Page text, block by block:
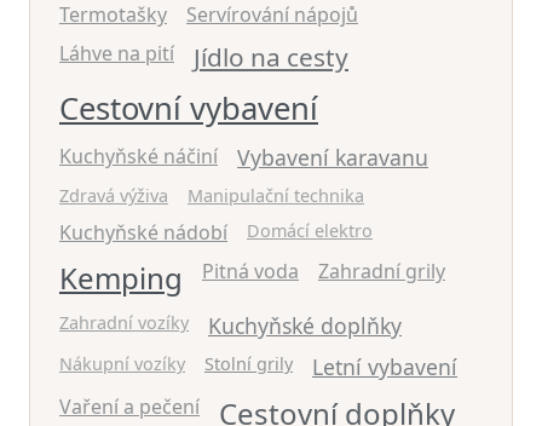
Termotašky
Servírování nápojů
Láhve na pití
Jídlo na cesty
Cestovní vybavení
Kuchyňské náčiní Vybavení karavanu
Zdravá výživa Manipulační technika
Kuchyňské nádobí Domácí elektro
Kemping Pitná voda Zahradní grily
Zahradní vozíky Kuchyňské doplňky
Nákupní vozíky Stolní grily Letní vybavení
Vaření a pečení Cestovní doplňky